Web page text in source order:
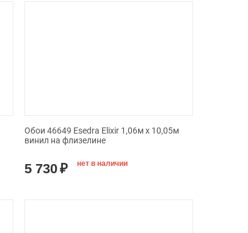
Обои 46649 Esedra Elixir 1,06м х 10,05м
винил на флизелине
5 730₽ нет в наличии